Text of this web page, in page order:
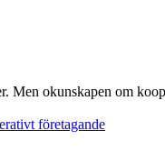
Men okunskapen om
företagande